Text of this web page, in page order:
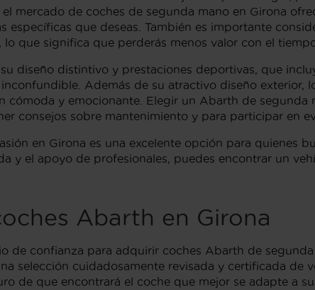
mercado de coches de segunda mano en Girona
específicas que deseas. También es importante
que significa que perderás menos valor con el
diseño distintivo y prestaciones deportivas, que
Además de su atractivo diseño
cómoda y emocionante. Elegir un Abarth de
consejos sobre mantenimiento y para participar en
en Girona es una excelente opción para quienes
y el apoyo de profesionales, puedes encontrar un
Abarth en Girona
de confianza para adquirir coches Abarth de
selección cuidadosamente revisada y certificada de
de que encontrará el coche que mejor se adapte a